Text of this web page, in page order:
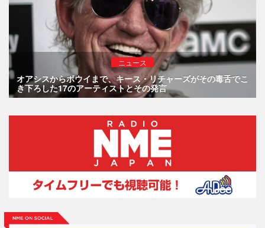
ニュース
オアシスからボウイまで、キース・リチャーズがその毒舌でこ
き下ろした17のアーティストとその発言